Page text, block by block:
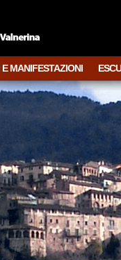
E MANIFESTAZIONI